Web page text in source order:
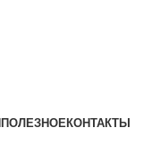
ПОЛЕЗНОЕКОНТАКТЫ